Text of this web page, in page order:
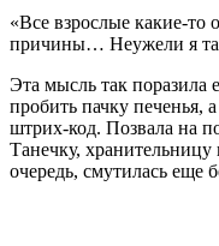
«Все взрослые какие-
причины… Неужели я
Эта мысль так поразила
пробить пачку печенья,
штрих-код. Позвала на
Танечку,
очередь, смутилась еще